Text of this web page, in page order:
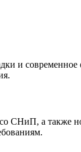
и современное
со СНиП, а